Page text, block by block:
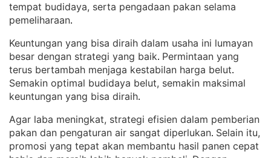
tempat budidaya, serta pengadaan pakan selama
pemeliharaan.
Keuntungan yang bisa diraih dalam usaha ini lumayan
besar dengan strategi yang baik. Permintaan yang
terus bertambah menjaga kestabilan harga belut
Semakin optimal budidaya belut, semakin maksimal
keuntungan yang bisa diraih.
Agar laba meningkat, strategi efisien dalam pemberian
pakan dan pengaturan air sangat diperlukan. Selain itu,
promosi yang tepat akan membantu hasil panen cepat